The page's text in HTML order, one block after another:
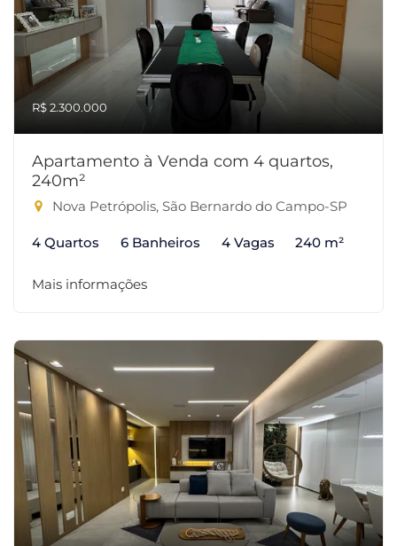
R$ 2.300.000
Apartamento à Venda com 4 quartos,
240m²
Nova Petrópolis, São Bernardo do Campo-SP
4 Quartos 6 Banheiros 4 Vagas 240 m²
Mais informações